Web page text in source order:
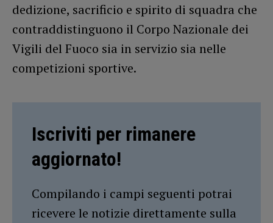
dedizione, sacrificio e spirito di squadra che
contraddistinguono il Corpo Nazionale dei
Vigili del Fuoco sia in servizio sia nelle
competizioni sportive.
Iscriviti per rimanere
aggiornato!
Compilando i campi seguenti potrai
ricevere le notizie direttamente sulla